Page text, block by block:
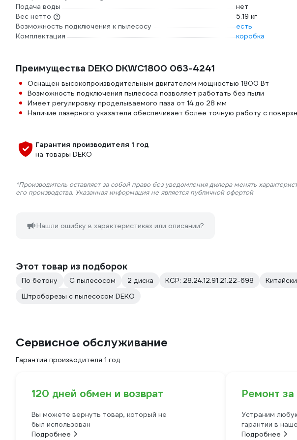
Подача воды
нет
Вес нетто
5.19 кг
Возможность подключения к пылесосу
есть
Комплектация
коробка
Преимущества DEKO DKWC1800 063-4241
Оснащен высокопроизводительным двигателем мощностью 1800 Вт
Возможность подключения пылесоса позволяет работать без пыли
Имеет регулировку проделываемого паза от 14 до 28 мм
Наличие лазерного указателя обеспечивает более точную работу с
Гарантия производителя 1 год
на товары DEKO
*Производитель оставляет за собой право без уведомления дилера менять
его производства. Указанная информация не является публичной офертой
Нашли ошибку в характеристиках или описании?
Этот товар из подборок
По бетону С пылесосом 2 диска КСР: 28.24.12.91.21.22-698
Штроборезы с пылесосом DEKO
Сервисное обслуживание
Гарантия производителя 1 год
120 дней обмен и возврат
Вы можете вернуть товар, который не
был использован
Подробнее
Ремонт
Устраним
гарантии в
Подробнее